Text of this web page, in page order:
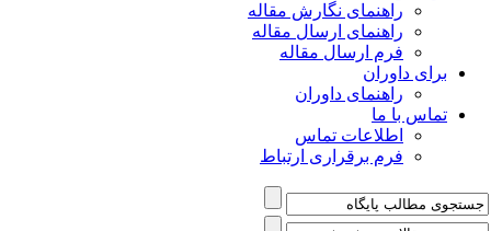
راهنمای نگارش مقاله
راهنمای ارسال مقاله
فرم ارسال مقاله
داوران
راهنمای داوران
با ما
اطلاعات تماس
فرم برقراری ارتباط